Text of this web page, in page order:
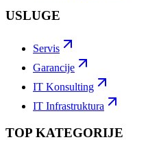
USLUGE
Servis
Garancije
IT Konsulting
IT Infrastruktura
TOP KATEGORIJE